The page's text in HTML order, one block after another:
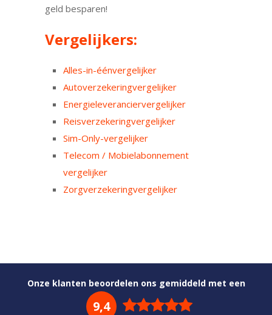
geld besparen!
Vergelijkers:
Alles-in-éénvergelijker
Autoverzekeringvergelijker
Energieleveranciervergelijker
Reisverzekeringvergelijker
Sim-Only-vergelijker
Telecom / Mobielabonnement
vergelijker
Zorgverzekeringvergelijker
Onze klanten beoordelen ons gemiddeld met een
9,4